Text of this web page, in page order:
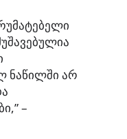
ნაწილში არ
–